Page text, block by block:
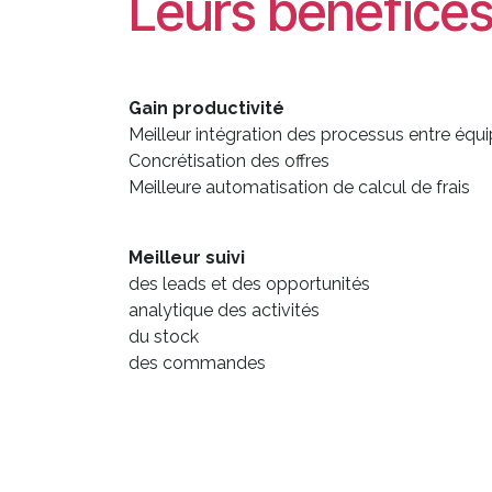
Gain productivité
Meilleur intégration des processus entre
Concrétisation des offres
Meilleure automatisation de calcul de frais
Meilleur suivi
des leads et des opportunités
analytique des activités
du stock
des commandes